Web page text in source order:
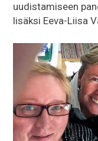
uudistamiseen
lisäksi Eeva-Liisa